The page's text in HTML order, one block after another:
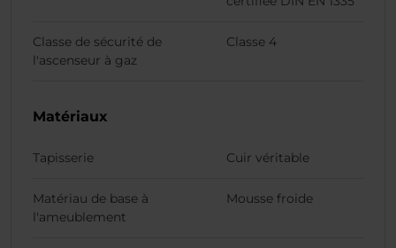
Classe de sécurité de
l'ascenseur à gaz
Classe 4
Matériaux
Tapisserie Cuir véritable
Matériau de base à
l'ameublement
Mousse froide